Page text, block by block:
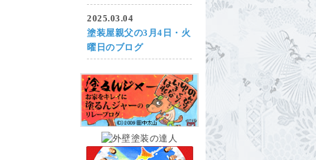
2025.03.04
塗装屋親父の3月4日・火
曜日のブログ